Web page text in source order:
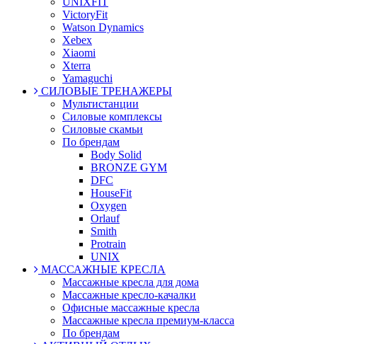
VictoryFit
Watson Dynamics
Xebex
Xiaomi
Xterra
Yamaguchi
СИЛОВЫЕ ТРЕНАЖЕРЫ
Мультистанции
Силовые комплексы
Силовые скамьи
По брендам
Body Solid
BRONZE GYM
DFC
HouseFit
Oxygen
Orlauf
Smith
Protrain
UNIX
МАССАЖНЫЕ КРЕСЛА
Массажные кресла для дома
Массажные кресло-качалки
Офисные массажные кресла
Массажные кресла премиум-класса
По брендам